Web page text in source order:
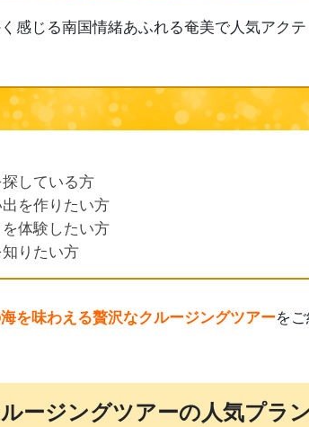
感じる南国情緒あふれる奄美で人気アク
している方
を作りたい方
体験したい方
りたい方
を味わえる贅沢なクルージングツアーを
ージングツアーの人気プラン